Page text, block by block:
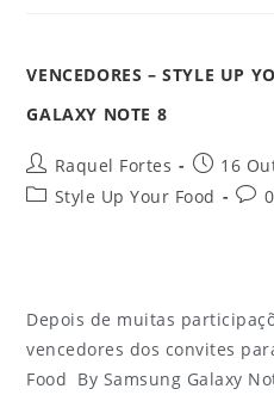
VENCEDORES – STYLE UP
GALAXY NOTE 8
Raquel Fortes
16
Style Up Your Food
Depois de muitas
vencedores dos convites
Food By Samsung Galaxy